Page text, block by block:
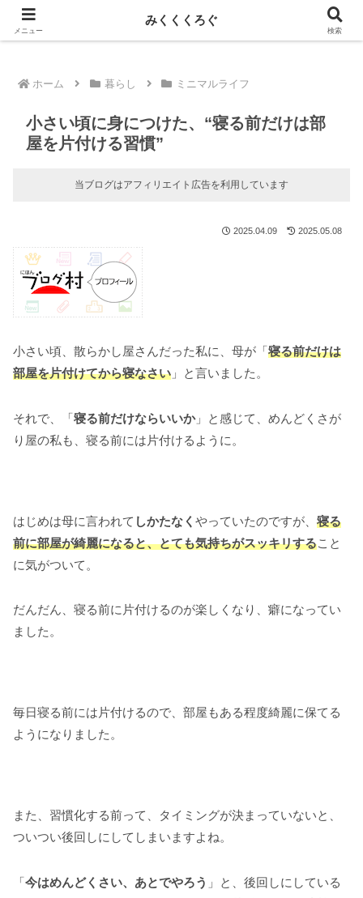
新しい記事はnoteに投稿しています！
ホーム 暮らし ミニマルライフ
小さい頃に身につけた、“寝る前だけは部
屋を片付ける習慣”
当ブログはアフィリエイト広告を利用しています
2025.04.09 2025.05.08
小さい頃、散らかし屋さんだった私に、母が「寝る前だけは
部屋を片付けてから寝なさい 」と言いました。
それで、「寝る前だけならいいか」と感じて、めんどくさが
り屋の私も、寝る前には片付けるように。
はじめは母に言われて しかたなく やっていたのですが、 寝る
前に部屋が綺麗になると、とても気持ちがスッキリすること
に気がついて。
だんだん、寝る前に片付けるのが楽しくなり、癖になってい
ました。
毎日寝る前には片付けるので、部屋もある程度綺麗に保てる
ようになりました。
また、習慣化する前って、タイミングが決まっていないと、
ついつい後回しにしてしまいますよね。
「今はめんどくさい、あとでやろう 」と、後回しにしている
メニュー
みくくくろぐ
検索